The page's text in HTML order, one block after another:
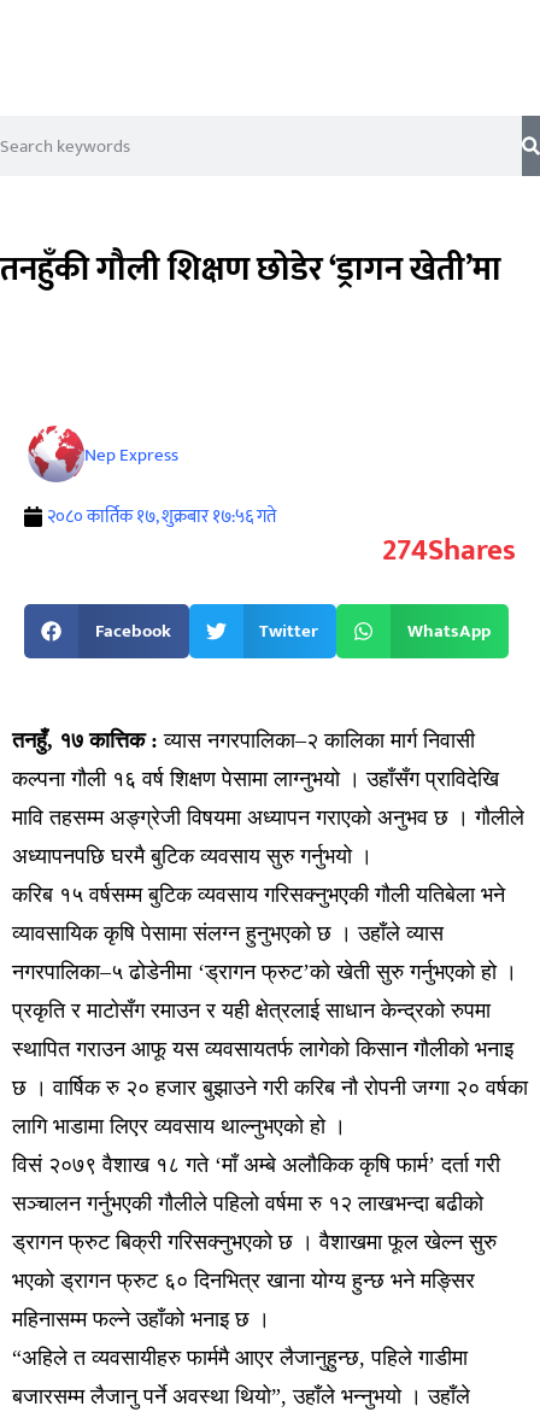
तनहुँकी गौली शिक्षण छोडेर ‘ड्रागन खेती’मा
Nep Express
२०८० कार्तिक १७, शुक्रबार १७:५६ गते
Shares
274
Facebook Twitter WhatsApp
तनहुँ, १७ कात्तिक : व्यास नगरपालिका–२ कालिका मार्ग निवासी
कल्पना गौली १६ वर्ष शिक्षण पेसामा लाग्नुभयो । उहाँसँग प्राविदेखि
मावि तहसम्म अङ्ग्रेजी विषयमा अध्यापन गराएको अनुभव छ । गौलीले
अध्यापनपछि घरमै बुटिक व्यवसाय सुरु गर्नुभयो ।
करिब १५ वर्षसम्म बुटिक व्यवसाय गरिसक्नुभएकी गौली यतिबेला भने
व्यावसायिक कृषि पेसामा संलग्न हुनुभएको छ । उहाँले व्यास
नगरपालिका–५ ढोडेनीमा ‘ड्रागन फ्रुट’को खेती सुरु गर्नुभएको हो ।
प्रकृति र माटोसँग रमाउन र यही क्षेत्रलाई साधान केन्द्रको रुपमा
स्थापित गराउन आफू यस व्यवसायतर्फ लागेको किसान गौलीको भनाइ
छ । वार्षिक रु २० हजार बुझाउने गरी करिब नौ रोपनी जग्गा २० वर्षका
लागि भाडामा लिएर व्यवसाय थाल्नुभएको हो ।
विसं २०७९ वैशाख १८ गते ‘माँ अम्बे अलौकिक कृषि फार्म’ दर्ता गरी
सञ्चालन गर्नुभएकी गौलीले पहिलो वर्षमा रु १२ लाखभन्दा बढीको
ड्रागन फ्रुट बिक्री गरिसक्नुभएको छ । वैशाखमा फूल खेल्न सुरु
भएको ड्रागन फ्रुट ६० दिनभित्र खाना योग्य हुन्छ भने मङ्सिर
महिनासम्म फल्ने उहाँको भनाइ छ ।
“अहिले त व्यवसायीहरु फार्ममै आएर लैजानुहुन्छ, पहिले गाडीमा
बजारसम्म लैजानु पर्ने अवस्था थियो”, उहाँले भन्नुभयो । उहाँले